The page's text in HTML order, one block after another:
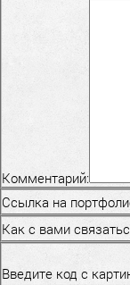
Комментарий:
Ссылка на
Как с вами
Введите код с